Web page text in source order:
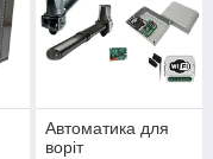
Автоматика для
воріт